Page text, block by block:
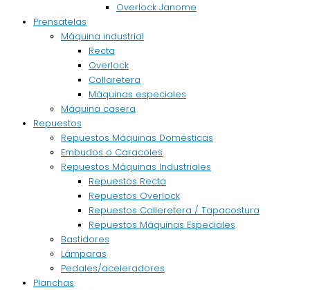
Overlock Janome
Prensatelas
Máquina industrial
Recta
Overlock
Collaretera
Máquinas especiales
Máquina casera
Repuestos
Repuestos Máquinas Domésticas
Embudos o Caracoles
Repuestos Máquinas Industriales
Repuestos Recta
Repuestos Overlock
Repuestos Colleretera / Tapacostura
Repuestos Máquinas Especiales
Bastidores
Lámparas
Pedales/aceleradores
Planchas